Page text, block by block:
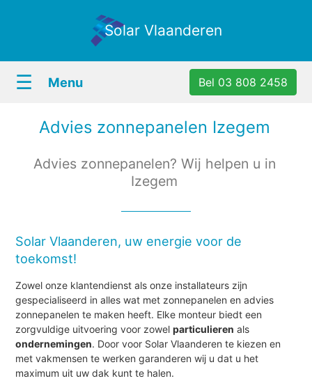
Solar Vlaanderen
☰ Menu Bel 03 808 2458
Advies zonnepanelen Izegem
Advies zonnepanelen? Wij helpen u in
Izegem
Solar Vlaanderen, uw energie voor de
toekomst!
Zowel onze klantendienst als onze installateurs zijn
gespecialiseerd in alles wat met zonnepanelen en advies
zonnepanelen te maken heeft. Elke monteur biedt een
zorgvuldige uitvoering voor zowelparticulieren als
ondernemingen. Door voor Solar Vlaanderen te kiezen en
met vakmensen te werken garanderen wij u dat u het
maximum uit uw dak kunt te halen.